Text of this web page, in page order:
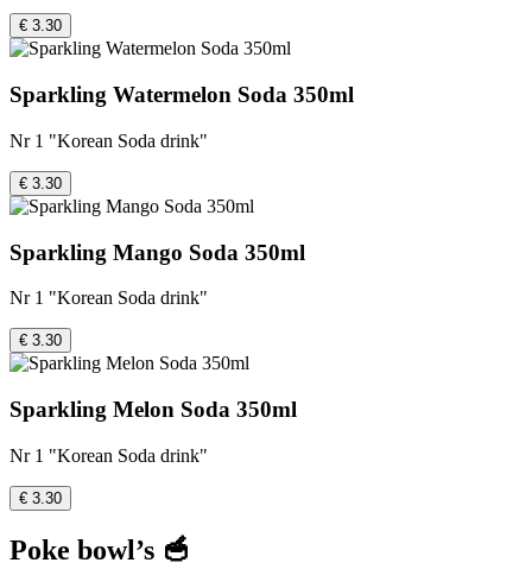
€ 3.30
Sparkling Watermelon Soda 350ml
Nr 1 "Korean Soda drink"
€ 3.30
Sparkling Mango Soda 350ml
Nr 1 "Korean Soda drink"
€ 3.30
Sparkling Melon Soda 350ml
Nr 1 "Korean Soda drink"
€ 3.30
Poke bowl’s 🥣